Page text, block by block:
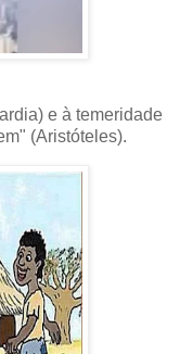
e à temeridade
(Aristóteles).